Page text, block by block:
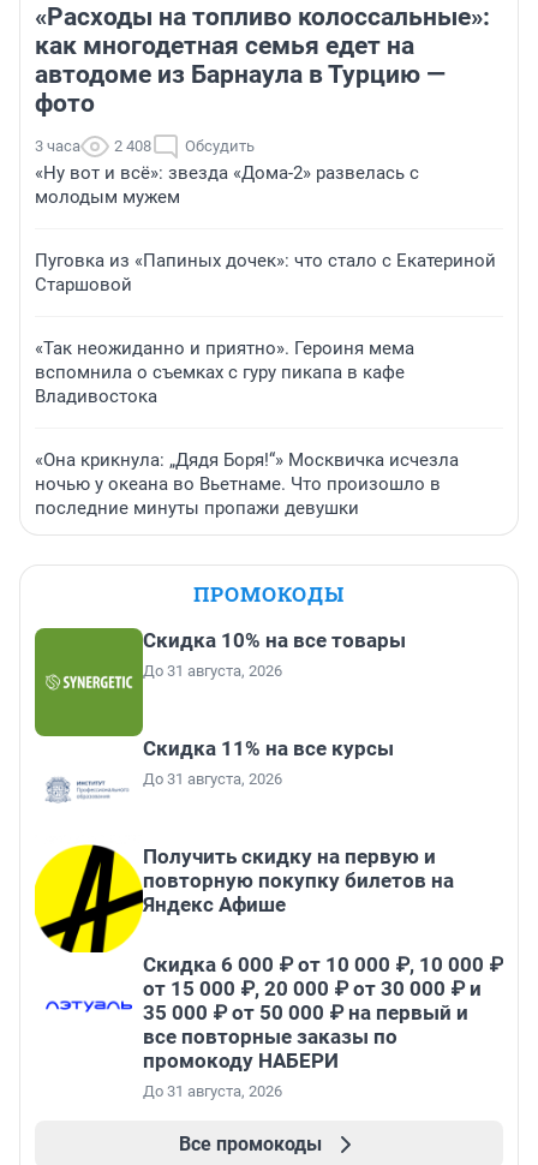
«Расходы на топливо колоссальные»:
как многодетная семья едет на
автодоме из Барнаула в Турцию —
фото
3 часа 2 408 Обсудить
«Ну вот и всё»: звезда «Дома-2» развелась с
молодым мужем
Пуговка из «Папиных дочек»: что стало с Екатериной
Старшовой
«Так неожиданно и приятно». Героиня мема
вспомнила о съемках с гуру пикапа в кафе
Владивостока
«Она крикнула: „Дядя Боря!“» Москвичка исчезла
ночью у океана во Вьетнаме. Что произошло в
последние минуты пропажи девушки
ПРОМОКОДЫ
Скидка 10% на все товары
До 31 августа, 2026
Скидка 11% на все курсы
До 31 августа, 2026
Получить скидку на первую и
повторную покупку билетов на
Яндекс Афише
Скидка 6 000 ₽ от 10 000 ₽, 10 000 ₽
от 15 000 ₽, 20 000 ₽ от 30 000 ₽ и
35 000 ₽ от 50 000 ₽ на первый и
все повторные заказы по
промокоду НАБЕРИ
До 31 августа, 2026
Все промокоды